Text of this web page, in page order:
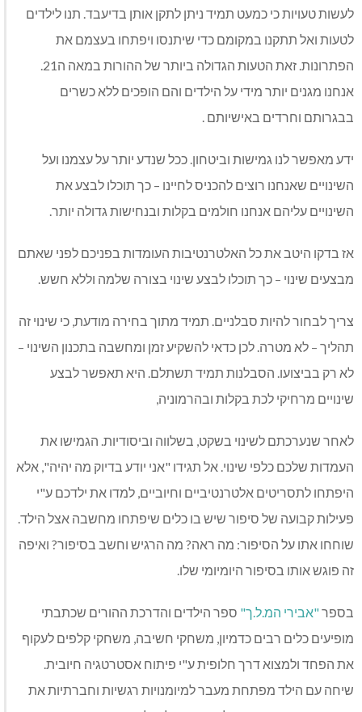
לעשות טעויות כי כמעט תמיד ניתן לתקן אותן בדיעבד. תנו לילדים
לטעות ואל תתקנו במקומם כדי שיתנסו ויפתחו בעצמם את
הפתרונות. זאת הטעות הגדולה ביותר של ההורות במאה ה21.
אנחנו מגנים יותר מידי על הילדים והם הופכים ללא כשרים
בבגרותם וחרדים באישיותם .
ידע מאפשר לנו גמישות וביטחון. ככל שנדע יותר על עצמנו ועל
השינויים שאנחנו רוצים להכניס לחיינו – כך תוכלו לבצע את
השינויים עליהם אנחנו חולמים בקלות ובנחישות גדולה יותר.
אז בדקו היטב את כל האלטרנטיבות העומדות בפניכם לפני שאתם
מבצעים שינוי – כך תוכלו לבצע שינוי בצורה שלמה וללא חשש.
צריך לבחור להיות סבלניים. תמיד מתוך בחירה מודעת, כי שינוי זה
תהליך – לא מטרה. לכן כדאי להשקיע זמן ומחשבה בתכנון השינוי –
לא רק בביצועו. הסבלנות תמיד תשתלם. היא תאפשר לבצע
שינויים מרחיקי לכת בקלות ובהרמוניה,
לאחר שנערכתם לשינוי בשקט, בשלווה וביסודיות. הגמישו את
העמדות שלכם כלפי שינוי. אל תגידו "אני יודע בדיוק מה יהיה", אלא
היפתחו לתסריטים אלטרנטיביים וחיוביים, למדו את ילדכם ע"י
פעילות קבועה של סיפור שיש בו כלים שיפתחו מחשבה אצל הילד.
שוחחו אתו על הסיפור: מה ראה? מה הרגיש וחשב בסיפור? ואיפה
זה פוגש אותו בסיפור היומיומי שלו.
בספר"אבירי המ.ל.ך" ספר הילדים והדרכת ההורים שכתבתי
מופיעים כלים רבים כדמיון, משחקי חשיבה, משחקי קלפים לעקוף
את הפחד ולמצוא דרך חלופית ע"י פיתוח אסטרטגיה חיובית.
שיחה עם הילד מפתחת מעבר למיומנויות רגשיות וחברתיות את